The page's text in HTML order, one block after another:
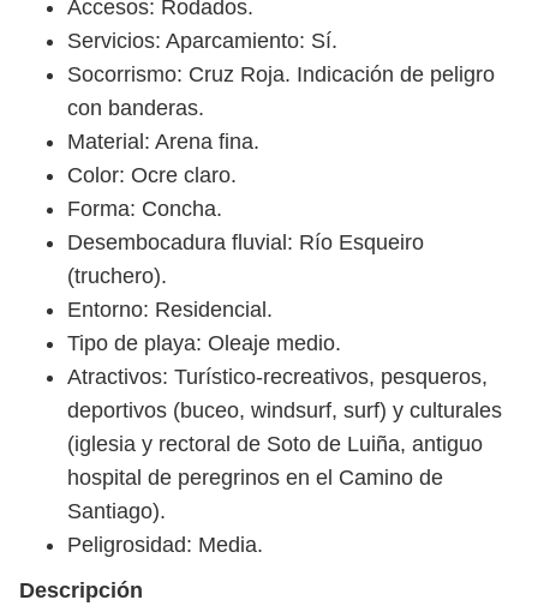
Accesos: Rodados.
Servicios: Aparcamiento: Sí.
Socorrismo: Cruz Roja. Indicación de peligro
con banderas.
Material: Arena fina.
Color: Ocre claro.
Forma: Concha.
Desembocadura fluvial: Río Esqueiro
(truchero).
Entorno: Residencial.
Tipo de playa: Oleaje medio.
Atractivos: Turístico-recreativos, pesqueros,
deportivos (buceo, windsurf, surf) y culturales
(iglesia y rectoral de Soto de Luiña, antiguo
hospital de peregrinos en el Camino de
Santiago).
Peligrosidad: Media.
Descripción